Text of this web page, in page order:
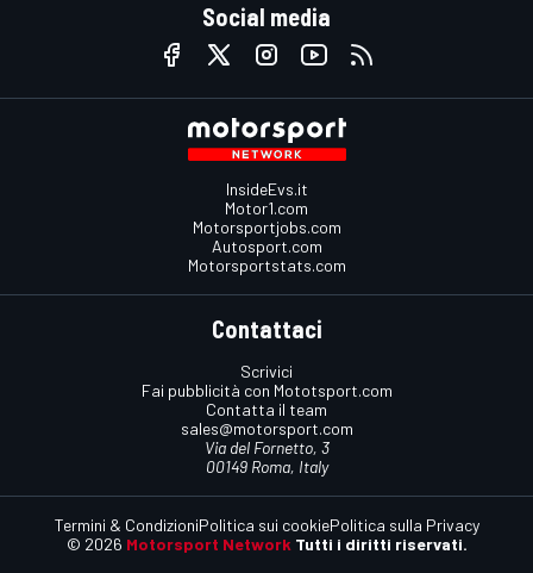
Social media
InsideEvs.it
Motor1.com
Motorsportjobs.com
Autosport.com
Motorsportstats.com
Contattaci
Scrivici
Fai pubblicità con Mototsport.com
Contatta il team
sales@motorsport.com
Via del Fornetto, 3
00149 Roma, Italy
© 2026 Motorsport Network Tutti i diritti riservati.
Termini & CondizioniPolitica sui cookiePolitica sulla Privacy